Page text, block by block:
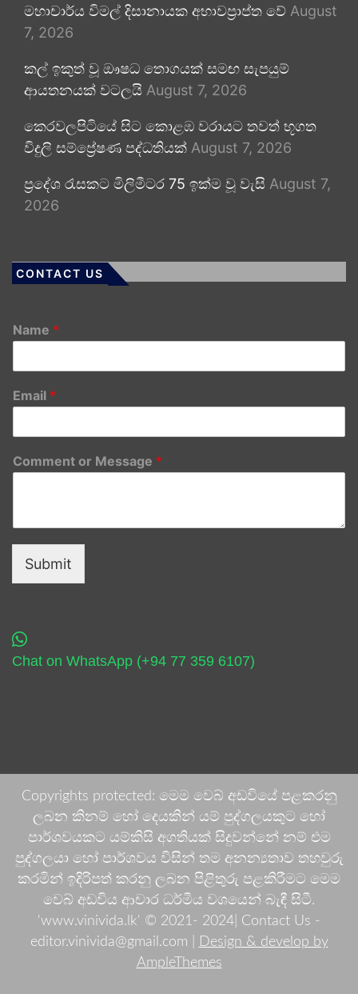
මහාචාර්ය විමල් දිසානායක අභාවප්‍රාප්ත වේ August
7, 2026
කල් ඉකුත් වූ ඖෂධ තොගයක් සමඟ සැපයුම්
ආයතනයක් වටලයි August 7, 2026
කෙරවලපිටියේ සිට කොළඹ වරායට තවත් භූගත
විදුලි සම්ප්‍රේෂණ පද්ධතියක් August 7, 2026
ප්‍රදේශ රැසකට මිලිමීටර 75 ඉක්ම වූ වැසි August 7,
2026
CONTACT US
Name *
Email *
Comment or Message *
Submit
Chat on WhatsApp (+94 77 359 6107)
Copyrights protected: මෙම වෙබ් අඩවියේ පළකරනු
ලබන කිනම් හෝ දෙයකින් යම් පුද්ගලයකුට හෝ
පාර්ශවයකට යම්කිසි අගතියක් සිදුවන්නේ නම් එම
පුද්ගලයා හෝ පාර්ශවය විසින් තම අනන්‍යතාව තහවුරු
කරමින් ඉදිරිපත් කරනු ලබන පිළිතුරු පළකිරීමට මෙම
වෙබ් අඩවිය ආචාර ධර්මීය වශයෙන් බැඳී සිටී.
'www.vinivida.lk' © 2021- 2024| Contact Us -
editor.vinivida@gmail.com |
Design & develop by
AmpleThemes